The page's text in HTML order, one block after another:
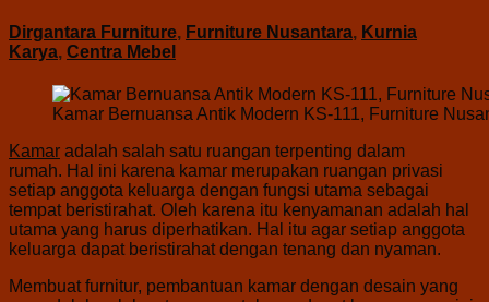
Dirgantara Furniture, Furniture Nusantara, Kurnia
Karya, Centra Mebel
Kamar Bernuansa Antik Modern KS-111, Furniture
Kamar adalah salah satu ruangan terpenting dalam
rumah. Hal ini karena kamar merupakan ruangan privasi
setiap anggota keluarga dengan fungsi utama sebagai
tempat beristirahat. Oleh karena itu kenyamanan adalah hal
utama yang harus diperhatikan. Hal itu agar setiap anggota
keluarga dapat beristirahat dengan tenang dan nyaman.
Membuat furnitur, pembantuan kamar dengan desain yang